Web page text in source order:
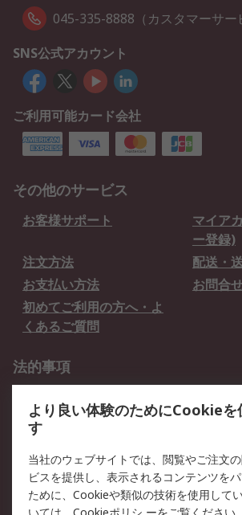
045-335-8888（カスタマーサー
SNS公式アカウント
ご利用可能カード会社
その他のサービス
お客様サポート
マイア
ー登録)
注文方法
配送・
お支払い方法
お問合
初めてご利用の方へ・よ
くあるご質問
法的事項
クッキーポリシー
RSについて
会社概要
採用情報
より良い体験のためにCookieを
す
当社のウェブサイトでは、閲覧やご注文
ビスを提供し、表示されるコンテンツを
ために、Cookieや類似の技術を使用して